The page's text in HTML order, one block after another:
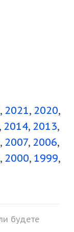
2021 2020
2014 2013
2007 2006
2000 1999
будете